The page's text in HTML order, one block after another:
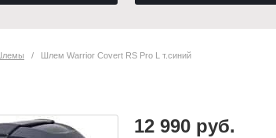
   /   Шлем Warrior Covert RS Pro L т.синий
12 990 руб.